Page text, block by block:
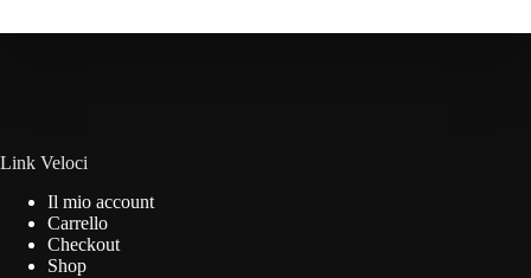
Link Veloci
Il mio account
Carrello
Checkout
Shop